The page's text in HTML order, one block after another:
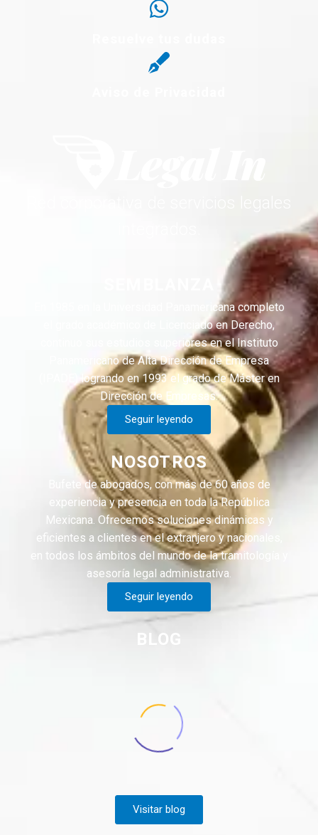
En 1985 en la Universidad Panamericana completo
el grado académico de Licenciado en Derecho,
continuo sus estudios superiores en el Instituto
Panamericano de Alta Dirección de Empresa
(IPADE) logrando en 1993 el grado de Máster en
Dirección de Empresas.
Seguir leyendo
NOSOTROS
Bufete de abogados, con más de 60 años de
experiencia y presencia en toda la República
Mexicana. Ofrecemos soluciones dinámicas y
eficientes a clientes en el extranjero y nacionales,
en todos los ámbitos del mundo de la tramitología y
asesoría legal administrativa.
Seguir leyendo
BLOG
Visitar blog